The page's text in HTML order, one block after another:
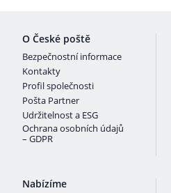
O České poště
Bezpečnostní informace
Kontakty
Profil společnosti
Pošta Partner
Udržitelnost a ESG
Ochrana osobních údajů
– GDPR
Nabízíme